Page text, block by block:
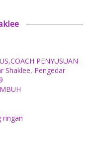
PENYUSUAN
Shaklee, Pengedar
ringan